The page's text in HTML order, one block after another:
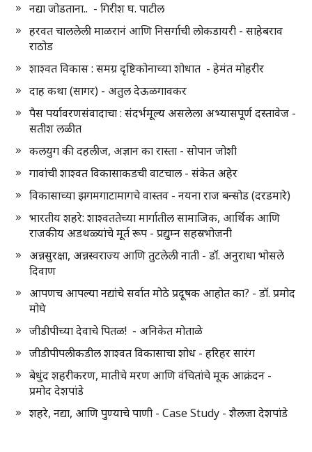
नद्या जोडताना.. - गिरीश घ. पाटील
हरवत चाललेली माळरानं आणि निसर्गाची लोकडायरी - साहेबराव
राठोड
शाश्वत विकास : समग्र दृष्टिकोनाच्या शोधात - हेमंत मोहरीर
दाह कथा (सागर) - अतुल देऊळगावकर
पैस पर्यावरणसंवादाचा : संदर्भमूल्य असलेला अभ्यासपूर्ण दस्तावेज -
सतीश लळीत
कलयुग की दहलीज, अज्ञान का रास्ता - सोपान जोशी
गावांची शाश्वत विकासाकडची वाटचाल - संकेत अहेर
विकासाच्या झगमगाटामागचे वास्तव - नयना राज बन्सोड (दरडमारे)
भारतीय शहरे: शाश्वततेच्या मार्गातील सामाजिक, आर्थिक आणि
राजकीय अडथळ्यांचे मूर्त रूप - प्रद्युम्न सहस्रभोजनी
अन्नसुरक्षा, अन्नस्वराज्य आणि तुटलेली नाती - डॉ. अनुराधा भोसले
दिवाण
आपणच आपल्या नद्यांचे सर्वात मोठे प्रदूषक आहोत का? - डॉ. प्रमोद
मोघे
जीडीपीच्या देवाचे पितळ! - अनिकेत मोताळे
जीडीपीपलीकडील शाश्वत विकासाचा शोध - हरिहर सारंग
बेधुंद शहरीकरण, मातीचे मरण आणि वंचितांचे मूक आक्रंदन -
प्रमोद देशपांडे
शहरे, नद्या, आणि पुण्याचे पाणी - Case Study - शैलजा देशपांडे